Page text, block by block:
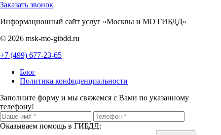
Заказать звонок
Информационный сайт услуг «Москвы и МО ГИБДД»
© 2026 msk-mo-gibdd.ru
+7 (499) 677-23-65
Блог
Политика конфиденциальности
Заполните форму и мы свяжемся с Вами по указанному
телефону!
Оказываем помощь в ГИБДД: